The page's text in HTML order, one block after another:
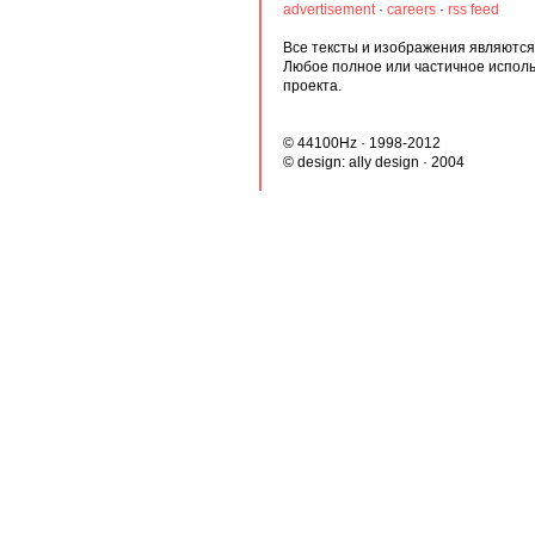
advertisement· careers · rss feed
Все тексты и изображения
Любое полное или частичное
проекта.
© 44100Hz · 1998-2012
© design: ally design · 2004